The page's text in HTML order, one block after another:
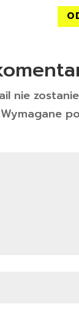
nie zostanie
Wymagane